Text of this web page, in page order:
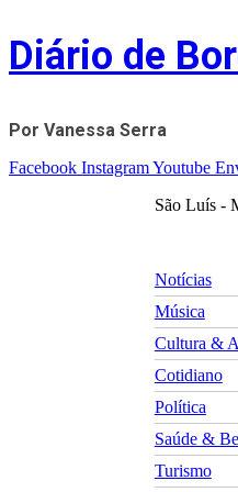
Skip
to
content
Diário de
Por Vanessa Serra
Facebook InstagramYoutube
São Luís -
Notícias
Música
Cultura &
Cotidiano
Política
Saúde &
Turismo